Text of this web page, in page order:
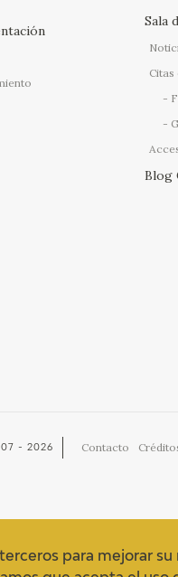
Sala
Citas
Blog
- 2026 Contacto
para mejorar su